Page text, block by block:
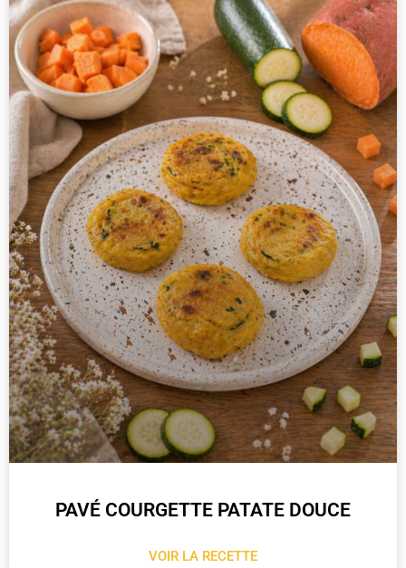
PAVÉ COURGETTE PATATE DOUCE
VOIR LA RECETTE